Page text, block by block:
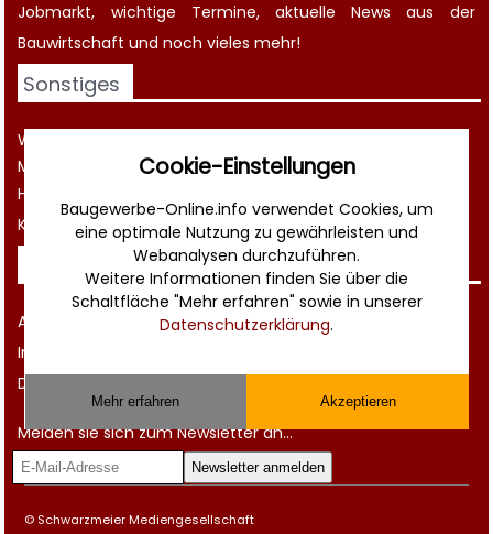
Jobmarkt, wichtige Termine, aktuelleNews aus der
Bauwirtschaft und noch vieles mehr!
Sonstiges
Werbung
Musterverträge und Vorlagen
Hilfe
Kontakt
Rechtliches
AGB
Impressum
Datenschutz
Melden sie sich zum Newsletter an...
© Schwarzmeier Mediengesellschaft
Cookie-Einstellungen
Baugewerbe-Online.info verwendet Cookies, um
eine optimale Nutzung zu gewährleisten und
Webanalysen durchzuführen.
Weitere Informationen finden Sie über die
Schaltfläche "Mehr erfahren" sowie in unserer
Datenschutzerklärung.
Mehr erfahren Akzeptieren